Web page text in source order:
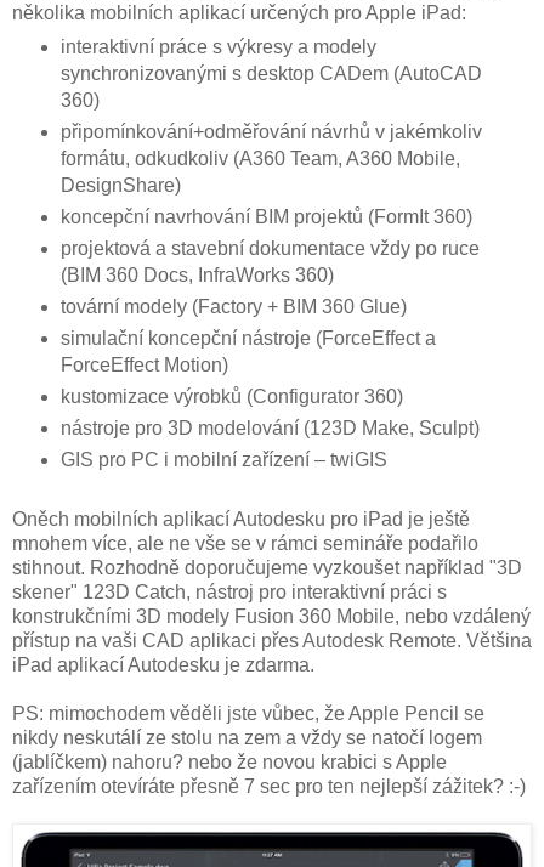
několika mobilních aplikací určených pro Apple iPad:
interaktivní práce s výkresy a modely
synchronizovanými s desktop CADem (AutoCAD
360)
připomínkování+odměřování návrhů v jakémkoliv
formátu, odkudkoliv (A360 Team, A360 Mobile,
DesignShare)
koncepční navrhování BIM projektů (FormIt 360)
projektová a stavební dokumentace vždy po ruce
(BIM 360 Docs, InfraWorks 360)
tovární modely (Factory + BIM 360 Glue)
simulační koncepční nástroje (ForceEffect a
ForceEffect Motion)
kustomizace výrobků (Configurator 360)
nástroje pro 3D modelování (123D Make, Sculpt)
GIS pro PC i mobilní zařízení – twiGIS
Oněch mobilních aplikací Autodesku pro iPad je ještě
mnohem více, ale ne vše se v rámci semináře podařilo
stihnout. Rozhodně doporučujeme vyzkoušet například "3D
skener" 123D Catch, nástroj pro interaktivní práci s
konstrukčními 3D modely Fusion 360 Mobile, nebo vzdálený
přístup na vaši CAD aplikaci přes Autodesk Remote. Většina
iPad aplikací Autodesku je zdarma.
PS: mimochodem věděli jste vůbec, že Apple Pencil se
nikdy neskutálí ze stolu na zem a vždy se natočí logem
(jablíčkem) nahoru? nebo že novou krabici s Apple
zařízením otevíráte přesně 7 sec pro ten nejlepší zážitek? :-)